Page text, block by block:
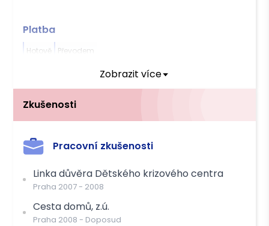
Platba
Hotově Převodem
Zobrazit více
Zkušenosti
Pracovní zkušenosti
Linka důvěra Dětského krizového centra
Praha 2007- 2008
Cesta domů, z.ú.
Praha 2008 - Doposud